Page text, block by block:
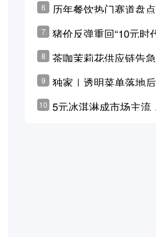
6
历年餐饮热门赛道盘
7
猪价反弹重回“10元时
原奶价格现回暖迹象
8
茶咖茉莉花供应链告
横州花价冲破50元一斤
9
独家｜透明菜单落地
学林公布未来10年计划
10 5元冰淇淋成市场主流